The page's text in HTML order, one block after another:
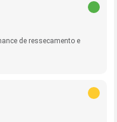
de ressecamento e